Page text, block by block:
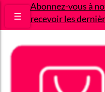
Abonnez-vous à
recevoir les
☰